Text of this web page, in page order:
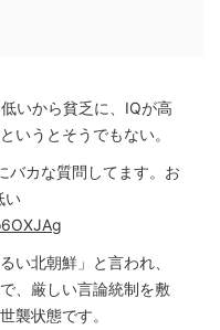
いから貧乏に、IQが高
いうとそうでもない。
バカな質問してます。お
い
い北朝鮮」と言われ、
、厳しい言論統制を敷
襲状態です。